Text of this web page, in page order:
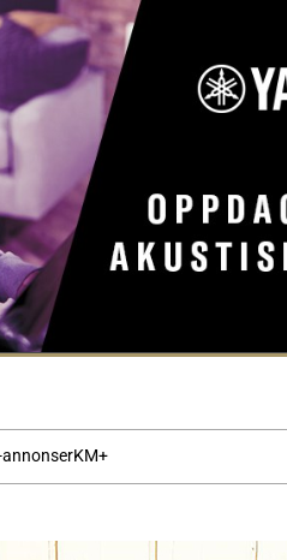
KM+